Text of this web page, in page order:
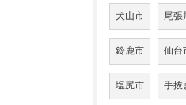
犬山市 尾張
鈴鹿市 仙台
塩尻市 手抜